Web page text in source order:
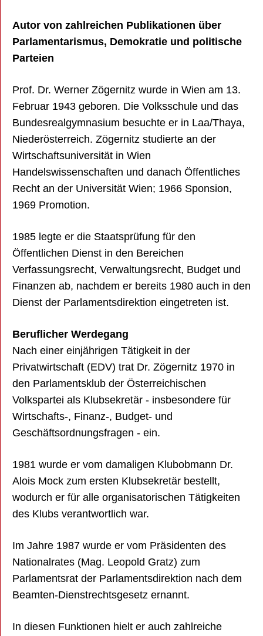
Autor von zahlreichen Publikationen über
Parlamentarismus, Demokratie und politische
Parteien
Prof. Dr. Werner Zögernitz wurde in Wien am 13.
Februar 1943 geboren. Die Volksschule und das
Bundesrealgymnasium besuchte er in Laa/Thaya,
Niederösterreich. Zögernitz studierte an der
Wirtschaftsuniversität in Wien
Handelswissenschaften und danach Öffentliches
Recht an der Universität Wien; 1966 Sponsion,
1969 Promotion.
1985 legte er die Staatsprüfung für den
Öffentlichen Dienst in den Bereichen
Verfassungsrecht, Verwaltungsrecht, Budget und
Finanzen ab, nachdem er bereits 1980 auch in den
Dienst der Parlamentsdirektion eingetreten ist.
Beruflicher Werdegang
Nach einer einjährigen Tätigkeit in der
Privatwirtschaft (EDV) trat Dr. Zögernitz 1970 in
den Parlamentsklub der Österreichischen
Volkspartei als Klubsekretär - insbesondere für
Wirtschafts-, Finanz-, Budget- und
Geschäftsordnungsfragen - ein.
1981 wurde er vom damaligen Klubobmann Dr.
Alois Mock zum ersten Klubsekretär bestellt,
wodurch er für alle organisatorischen Tätigkeiten
des Klubs verantwortlich war.
Im Jahre 1987 wurde er vom Präsidenten des
Nationalrates (Mag. Leopold Gratz) zum
Parlamentsrat der Parlamentsdirektion nach dem
Beamten-Dienstrechtsgesetz ernannt.
In diesen Funktionen hielt er auch zahlreiche